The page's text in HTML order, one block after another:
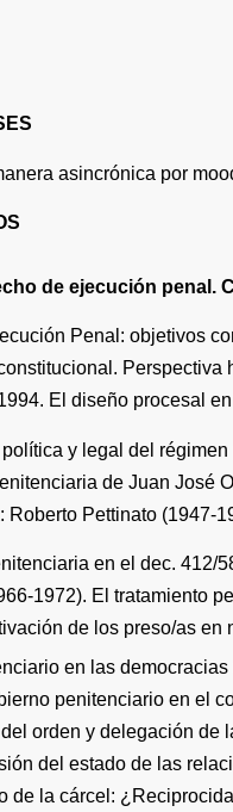
asincrónica por
de ejecución penal .
Penal: objetivos
El diseño procesal
y legal del
de Juan José
Roberto Pettinato (1947-
en el dec. 412/
1972). El tratamiento
de los preso/as
en las
penitenciario en el
orden y delegación
del estado de las
de la cárcel: